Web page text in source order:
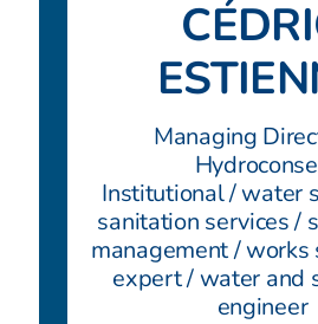
Managing
Institutional / water
sanitation services /
management / works
expert / water and
engineer